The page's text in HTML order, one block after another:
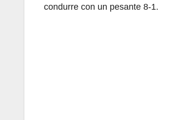
condurre con un pesante 8-1.